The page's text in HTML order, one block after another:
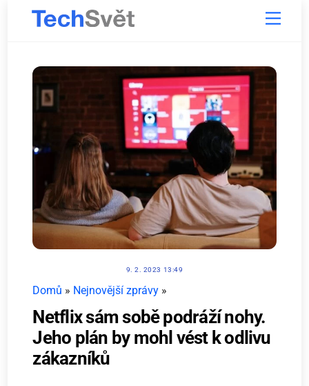
Menu
9. 2. 2023 13:49
Domů » Nejnovější zprávy »
Netflix sám sobě podráží nohy.
Jeho plán by mohl vést k odlivu
zákazníků